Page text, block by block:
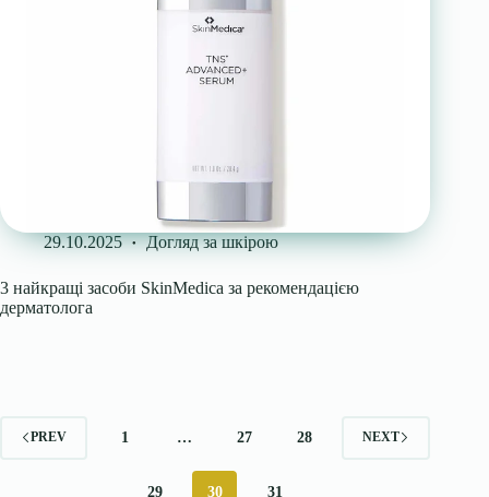
29.10.2025 Догляд за шкірою
3 найкращі засоби SkinMedica за рекомендацією
дерматолога
PREV 1 … 27 28
29 30 31
NEXT